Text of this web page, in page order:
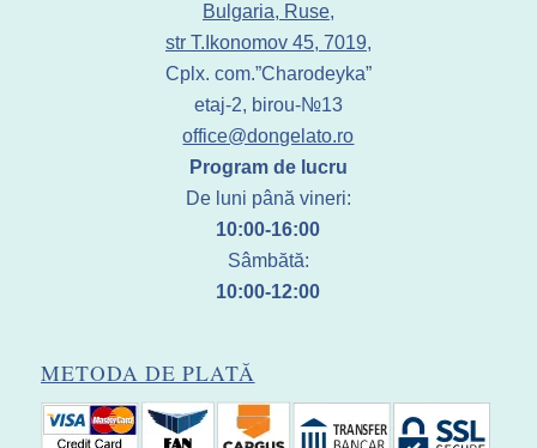
Bulgaria, Ruse,
str T.Ikonomov 45, 7019,
Cplx. com.”Charodeyka”
etaj-2, birou-№13
office@dongelato.ro
Program de lucru
De luni până vineri:
10:00-16:00
Sâmbătă:
10:00-12:00
METODA DE PLATĂ